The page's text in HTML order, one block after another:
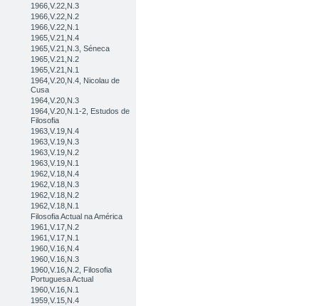
1966,V.22,N.3
1966,V.22,N.2
1966,V.22,N.1
1965,V.21,N.4
1965,V.21,N.3, Séneca
1965,V.21,N.2
1965,V.21,N.1
1964,V.20,N.4, Nicolau de
Cusa
1964,V.20,N.3
1964,V.20,N.1-2, Estudos de
Filosofia
1963,V.19,N.4
1963,V.19,N.3
1963,V.19,N.2
1963,V.19,N.1
1962,V.18,N.4
1962,V.18,N.3
1962,V.18,N.2
1962,V.18,N.1
Filosofia Actual na América
1961,V.17,N.2
1961,V.17,N.1
1960,V.16,N.4
1960,V.16,N.3
1960,V.16,N.2, Filosofia
Portuguesa Actual
1960,V.16,N.1
1959,V.15,N.4